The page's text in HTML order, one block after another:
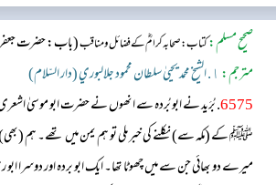
صحیح مسلم:کتاب: صحابہ کرامؓ کے فضائل ومناقب(باب: حضرت
مترجم: ١. الشيخ محمد يحيىٰ سلطان محمود جلالبوري (دار السّلام)
6575. بُرَید نے ابو بُردہ سے انھوں نے حضرت ابو موسیٰ
ﷺ کے (مکہ سے) نکلنے کی خبر ملی تو ہم یمن میں تھے۔
میرے دو بھائی جن سے میں چھوٹا تھا۔ ایک ابو بردہ اور دوسرا